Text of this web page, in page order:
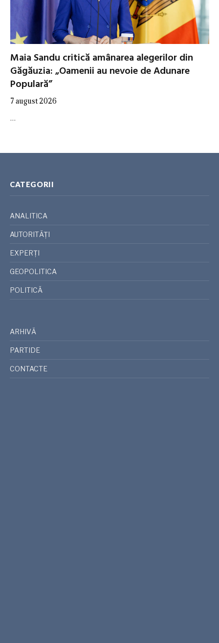
Maia Sandu critică amânarea alegerilor din
Găgăuzia: „Oamenii au nevoie de Adunare
Populară”
7 august 2026
…
CATEGORII
ANALITICA
AUTORITĂȚI
EXPERȚI
GEOPOLITICA
POLITICĂ
ARHIVĂ
PARTIDE
CONTACTE